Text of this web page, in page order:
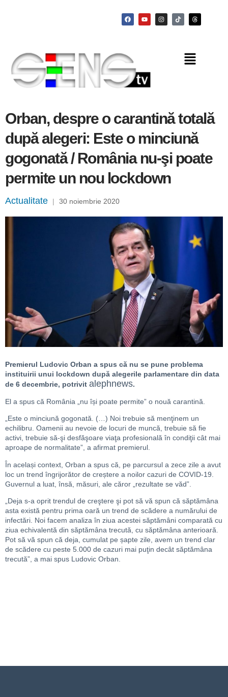
Orban, despre o carantină totală
după alegeri: Este o minciună
gogonată / România nu-şi poate
permite un nou lockdown
Actualitate | 30 noiembrie 2020
Premierul Ludovic Orban a spus că nu se pune problema
instituirii unui lockdown după alegerile parlamentare din data
de 6 decembrie, potrivit alephnews.
El a spus că România „nu își poate permite” o nouă carantină.
„Este o minciună gogonată. (…) Noi trebuie să menţinem un
echilibru. Oamenii au nevoie de locuri de muncă, trebuie să fie
activi, trebuie să-şi desfăşoare viaţa profesională în condiţii cât mai
aproape de normalitate”, a afirmat premierul.
În același context, Orban a spus că, pe parcursul a zece zile a avut
loc un trend îngrijorător de creștere a noilor cazuri de COVID-19.
Guvernul a luat, însă, măsuri, ale căror „rezultate se văd”.
„Deja s-a oprit trendul de creştere şi pot să vă spun că săptămâna
asta există pentru prima oară un trend de scădere a numărului de
infectări. Noi facem analiza în ziua acestei săptămâni comparată cu
ziua echivalentă din săptămâna trecută, cu săptămâna anterioară.
Pot să vă spun că deja, cumulat pe șapte zile, avem un trend clar
de scădere cu peste 5.000 de cazuri mai puţin decât săptămâna
trecută”, a mai spus Ludovic Orban.